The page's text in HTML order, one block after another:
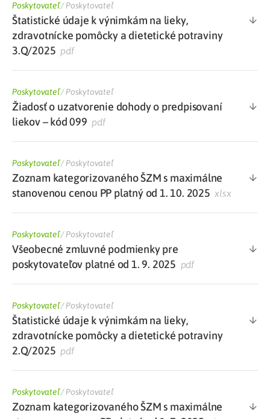
Poskytovateľ/Poskytovateľ
Štatistické údaje k výnimkám na lieky,
zdravotnícke pomôcky a dietetické potraviny
3.Q/2025 pdf
Poskytovateľ/Poskytovateľ
Žiadosť o uzatvorenie dohody o predpisovaní
liekov – kód 099 pdf
Poskytovateľ/Poskytovateľ
Zoznam kategorizovaného ŠZM s maximálne
stanovenou cenou PP platný od 1. 10. 2025 xlsx
Poskytovateľ/Poskytovateľ
Všeobecné zmluvné podmienky pre
poskytovateľov platné od 1. 9. 2025 pdf
Poskytovateľ/Poskytovateľ
Štatistické údaje k výnimkám na lieky,
zdravotnícke pomôcky a dietetické potraviny
2.Q/2025 pdf
Poskytovateľ/Poskytovateľ
Zoznam kategorizovaného ŠZM s maximálne